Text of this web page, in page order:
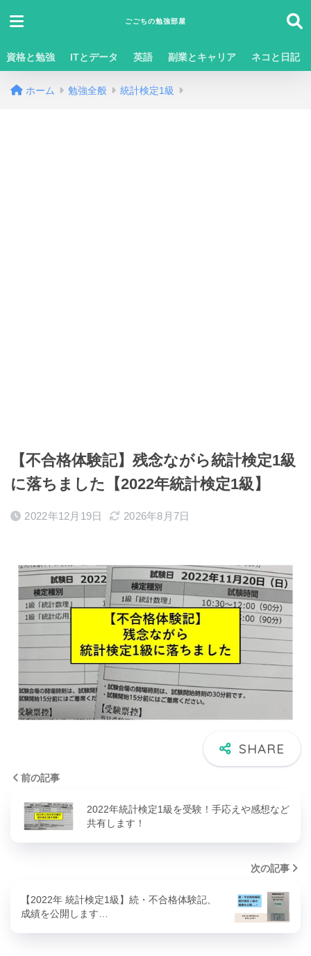
ごごちの勉強部屋
資格と勉強 ITとデータ 英語 副業とキャリア ネコと日記
ホーム 勉強全般 統計検定1級
【不合格体験記】残念ながら統計検定1級
に落ちました【2022年統計検定1級】
2022年12月19日 2026年8月7日
前の記事
2022年統計検定1級を受験！手応えや感想など
共有します！
次の記事
【2022年 統計検定1級】続・不合格体験記、
成績を公開します…